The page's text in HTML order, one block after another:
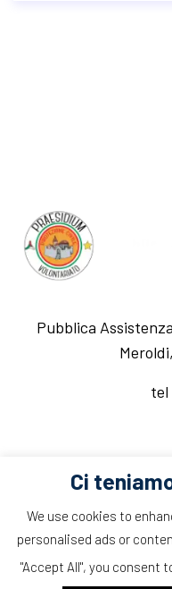
Pubblica
tel
Copyright ©
Ci
We use cookies to
personalised ads or
"Accept All", you consent